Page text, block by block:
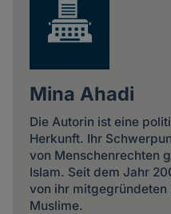
Mina Ahadi
Die Autorin ist eine
Herkunft. Ihr
von Menschenrechten
Islam. Seit dem Jahr
von ihr mitgegründeten
Muslime.